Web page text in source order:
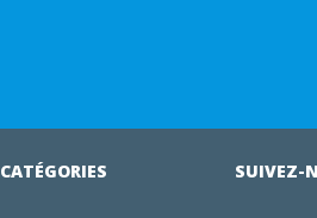
CATÉGORIES SUIVEZ-